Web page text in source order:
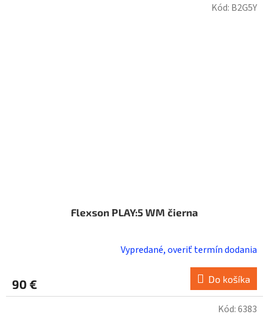
Flexson PLAY:5 WM čierna
Vypredané, overiť termín dodania
90 € Do košíka
Kód: B2G5Y
Kód:6383